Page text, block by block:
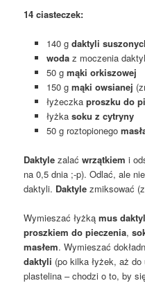
14 ciasteczek:
140 g daktyli
wodaz moczenia
50 g mąki orkiszowej
150 g mąki owsianej
łyżeczka proszku do
łyżka soku z cytryny
50 g roztopionego
Daktyle zalaćwrzątkiem i
na 0,5 dnia ;-p). Odlać, ale
daktyli. Daktyle zmiksować
Wymieszać łyżkąmus
proszkiem do pieczenia,
masłem. Wymieszać
daktyli (po kilka łyżek, aż
plastelina – chodzi o to, by